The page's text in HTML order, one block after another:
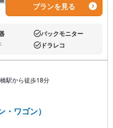
プランを見る
あり:バックモニター
あり:ドラレコ
駅から徒歩18分
ワゴン）